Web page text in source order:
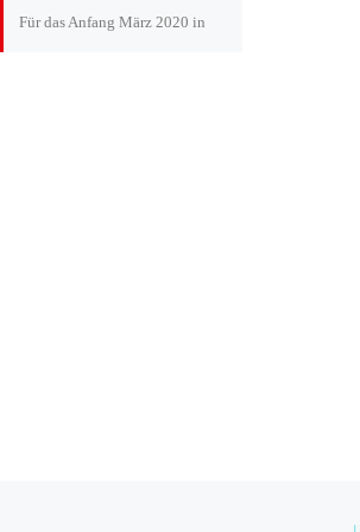
Für das Anfang März 2020 in